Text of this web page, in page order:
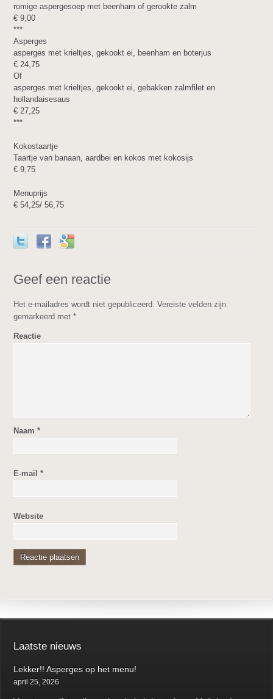
romige aspergesoep met beenham of gerookte zalm
€ 9,00
***
Asperges
asperges met krieltjes, gekookt ei, beenham en boterjus
€ 24,75
Of
asperges met krieltjes, gekookt ei, gebakken zalmfilet en
hollandaisesaus
€ 27,25
***
Kokostaartje
Taartje van banaan, aardbei en kokos met kokosijs
€ 9,75
Menuprijs
€ 54,25/ 56,75
Geef een reactie
Het e-mailadres wordt niet gepubliceerd. Vereiste velden zijn
gemarkeerd met *
Reactie
Naam *
E-mail *
Website
Laatste nieuws
Lekker!! Asperges op het menu!
april 25, 2026